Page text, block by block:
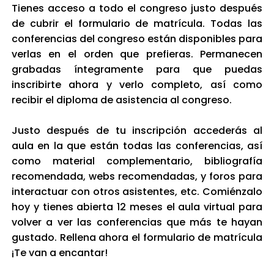
Tienes acceso a todo el congreso justo después
de cubrir el formulario de matrícula. Todas las
conferencias del congreso están disponibles para
verlas en el orden que prefieras. Permanecen
grabadas íntegramente para que puedas
inscribirte ahora y verlo completo, así como
recibir el diploma de asistencia al congreso.
Justo después de tu inscripción accederás al
aula en la que están todas las conferencias, así
como material complementario, bibliografía
recomendada, webs recomendadas, y foros para
interactuar con otros asistentes, etc. Comiénzalo
hoy y tienes abierta 12 meses el aula virtual para
volver a ver las conferencias que más te hayan
gustado. Rellena ahora el formulario de matrícula
¡Te van a encantar!